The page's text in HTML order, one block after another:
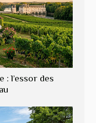
l’essor des